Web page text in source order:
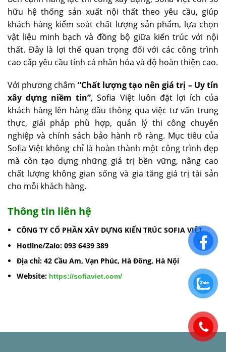
hữu hệ thống sản xuất nội thất theo yêu cầu, giúp
khách hàng kiểm soát chất lượng sản phẩm, lựa chọn
vật liệu minh bạch và đồng bộ giữa kiến trúc với nội
thất. Đây là lợi thế quan trọng đối với các công trình
cao cấp yêu cầu tính cá nhân hóa và độ hoàn thiện cao.
Với phương châm “Chất lượng tạo nên giá trị – Uy tín
xây dựng niềm tin”, Sofia Việt luôn đặt lợi ích của
khách hàng lên hàng đầu thông qua việc tư vấn trung
thực, giải pháp phù hợp, quản lý thi công chuyên
nghiệp và chính sách bảo hành rõ ràng. Mục tiêu của
Sofia Việt không chỉ là hoàn thành một công trình đẹp
mà còn tạo dựng những giá trị bền vững, nâng cao
chất lượng không gian sống và gia tăng giá trị tài sản
cho mỗi khách hàng.
Thông tin liên hệ
CÔNG TY CỔ PHẦN XÂY DỰNG KIẾN TRÚC SOFIA VIỆT
Hotline/Zalo: 093 6439 389
Địa chỉ: 42 Cầu Am, Vạn Phúc, Hà Đông, Hà Nội
Website: https://sofiaviet.com/